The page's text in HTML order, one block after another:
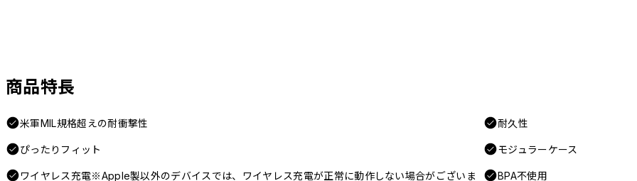
商品特長
米軍MIL規格超えの耐衝撃性 耐久性
ぴったりフィット モジュラーケース
ワイヤレス充電※Apple製以外のデバイスでは、ワイヤレス充電が正常に動作しない場合がございま
BPA不使用